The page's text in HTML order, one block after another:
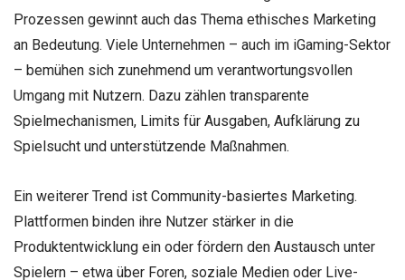
Prozessen gewinnt auch das Thema ethisches Marketing
an Bedeutung. Viele Unternehmen – auch im iGaming-Sektor
– bemühen sich zunehmend um verantwortungsvollen
Umgang mit Nutzern. Dazu zählen transparente
Spielmechanismen, Limits für Ausgaben, Aufklärung zu
Spielsucht und unterstützende Maßnahmen.
Ein weiterer Trend ist Community-basiertes Marketing.
Plattformen binden ihre Nutzer stärker in die
Produktentwicklung ein oder fördern den Austausch unter
Spielern – etwa über Foren, soziale Medien oder Live-